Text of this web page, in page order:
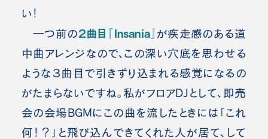
い！
一つ前の２曲目『Insania』 が疾走感のある道
中曲アレンジなので、この深い穴底を思わせる
ような３曲目で引きずり込まれる感覚になるの
がたまらないですね。 私がフロアDJとして、即売
会の会場BGMにこの曲を流したときには「これ
何！？」と飛び込んできてくれた人が居て、して